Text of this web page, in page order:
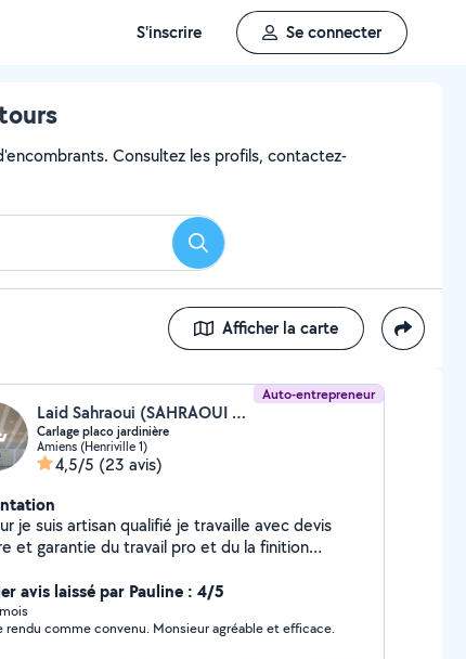
S'inscrire Se connecter
Consultez les profils, contactez-
Rechercher
Afficher la carte
Auto-entrepreneur
Laid Sahraoui (SAHRAOUI LAID)
Carlage placo jardinière
Amiens (Henriville 1)
4,5/5 (23 avis)
je suis artisan qualifié je travaille avec devis
et garantie du travail pro et du la finition
avis laissé par Pauline : 4/5
rendu comme convenu. Monsieur agréable et efficace.